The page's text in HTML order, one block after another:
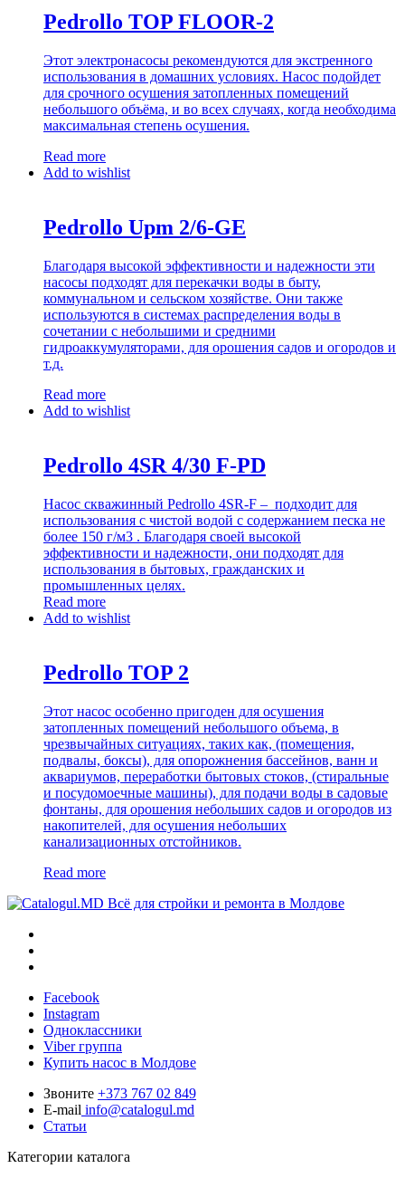
Pedrollo TOP FLOOR-2
Этот электронасосы рекомендуются для экстренного
использования в домашних условиях. Насос подойдет
для срочного осушения затопленных помещений
небольшого объёма, и во всех случаях, когда необходима
максимальная степень осушения.
Read more
Add to wishlist
Pedrollo Upm 2/6-GE
Благодаря высокой эффективности и надежности эти
насосы подходят для перекачки воды в быту,
коммунальном и сельском хозяйстве. Они также
используются в системах распределения воды в
сочетании с небольшими и средними
гидроаккумуляторами, для орошения садов и огородов и
т.д.
Read more
Add to wishlist
Pedrollo 4SR 4/30 F-PD
Насос скважинный Pedrollo 4SR-F – подходит для
использования с чистой водой с содержанием песка не
более 150 г/м3 . Благодаря своей высокой
эффективности и надежности, они подходят для
использования в бытовых, гражданских и
промышленных целях.
Read more
Add to wishlist
Pedrollo TOP 2
Этот насос особенно пригоден для осушения
затопленных помещений небольшого объема, в
чрезвычайных ситуациях, таких как, (помещения,
подвалы, боксы), для опорожнения бассейнов, ванн и
аквариумов, переработки бытовых стоков, (стиральные
и посудомоечные машины), для подачи воды в садовые
фонтаны, для орошения небольших садов и огородов из
накопителей, для осушения небольших
канализационных отстойников.
Read more
Всё для стройки и ремонта в Молдове
Facebook
Instagram
Одноклассники
Viber группа
Купить насос в Молдове
Звоните +373 767 02 849
E-mail info@catalogul.md
Статьи
Категории каталога